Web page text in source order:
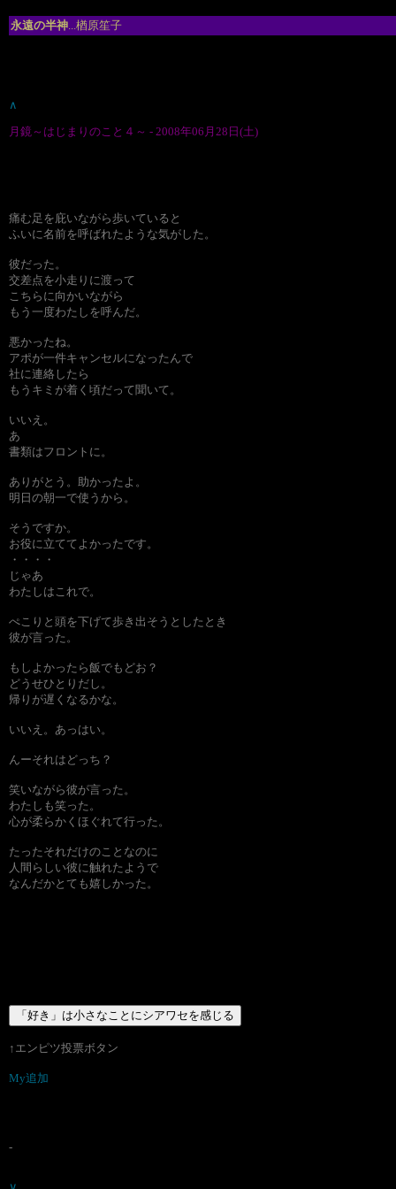
永遠の半神...楢原笙子
∧
月鏡～はじまりのこと４～ - 2008年06月28日(土)
痛む足を庇いながら歩いていると
ふいに名前を呼ばれたような気がした。
彼だった。
交差点を小走りに渡って
こちらに向かいながら
もう一度わたしを呼んだ。
悪かったね。
アポが一件キャンセルになったんで
社に連絡したら
もうキミが着く頃だって聞いて。
いいえ。
あ
書類はフロントに。
ありがとう。助かったよ。
明日の朝一で使うから。
そうですか。
お役に立ててよかったです。
・・・・
じゃあ
わたしはこれで。
ぺこりと頭を下げて歩き出そうとしたとき
彼が言った。
もしよかったら飯でもどお？
どうせひとりだし。
帰りが遅くなるかな。
いいえ。あっはい。
んーそれはどっち？
笑いながら彼が言った。
わたしも笑った。
心が柔らかくほぐれて行った。
たったそれだけのことなのに
人間らしい彼に触れたようで
なんだかとても嬉しかった。
↑エンピツ投票ボタン
My追加
-